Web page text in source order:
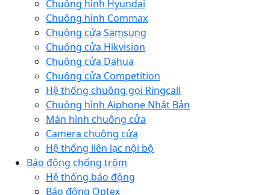
Chuông hình Hyundai
Chuông hình Commax
Chuông cửa Samsung
Chuông cửa Hikvision
Chuông cửa Dahua
Chuông cửa Competition
Hệ thống chuông gọi Ringcall
Chuông hình Aiphone Nhật Bản
Màn hình chuông cửa
Camera chuông cửa
Hệ thống liên lạc nội bộ
Báo động chống trộm
Hệ thống báo động
Báo động Optex